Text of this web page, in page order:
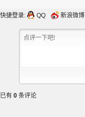
于
快捷登录: QQ 新浪微博
已有 0 条评论